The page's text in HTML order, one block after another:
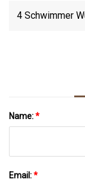
4 Schwimmer
Name:*
Email:*